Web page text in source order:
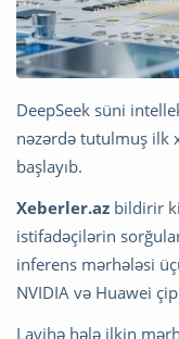
DeepSeek süni
nəzərdə tutulmuş ilk
başlayıb.
Xeberler.az bildirir
istifadəçilərin
inferens mərhələsi
NVIDIA və Huawei
Layihə hələ ilkin